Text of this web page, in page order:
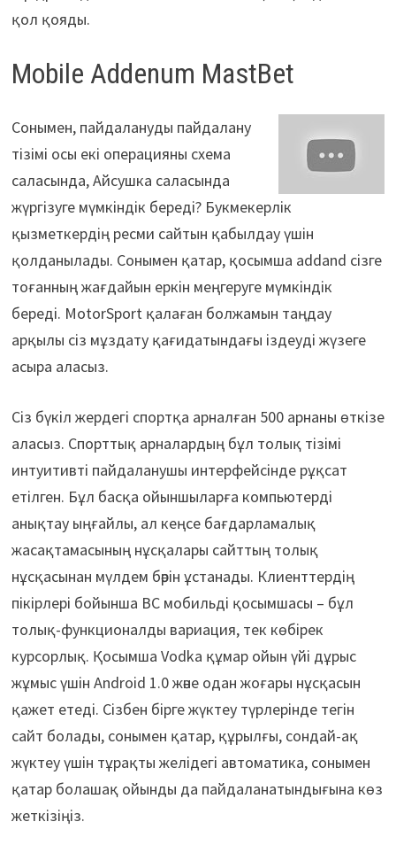
қол қояды.
Mobile Addenum MastBet
Сонымен, пайдалануды пайдалану
тізімі осы екі операцияны схема
саласында, Айсушка саласында
жүргізуге мүмкіндік береді? Букмекерлік
қызметкердің ресми сайтын қабылдау үшін
қолданылады. Сонымен қатар, қосымша addand сізге
тоғанның жағдайын еркін меңгеруге мүмкіндік
береді. MotorSport қалаған болжамын таңдау
арқылы сіз мұздату қағидатындағы іздеуді жүзеге
асыра аласыз.
Сіз бүкіл жердегі спортқа арналған 500 арнаны өткізе
аласыз. Спорттық арналардың бұл толық тізімі
интуитивті пайдаланушы интерфейсінде рұқсат
етілген. Бұл басқа ойыншыларға компьютерді
анықтау ыңғайлы, ал кеңсе бағдарламалық
жасақтамасының нұсқалары сайттың толық
нұсқасынан мүлдем бәрін ұстанады. Клиенттердің
пікірлері бойынша BC мобильді қосымшасы – бұл
толық-функционалды вариация, тек көбірек
курсорлық. Қосымша Vodka құмар ойын үйі дұрыс
жұмыс үшін Android 1.0 және одан жоғары нұсқасын
қажет етеді. Сізбен бірге жүктеу түрлерінде тегін
сайт болады, сонымен қатар, құрылғы, сондай-ақ
жүктеу үшін тұрақты желідегі автоматика, сонымен
қатар болашақ ойынды да пайдаланатындығына көз
жеткізіңіз.